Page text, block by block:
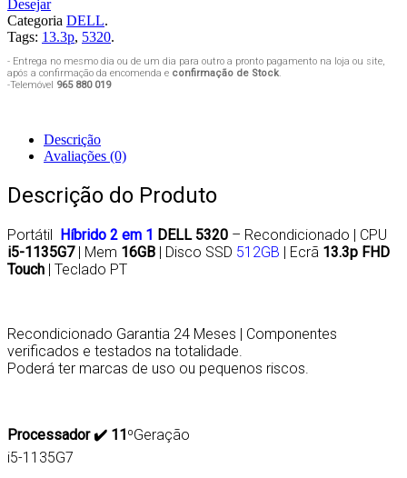
Desejar
Categoria DELL.
Tags: 13.3p, 5320.
- Entrega no mesmo dia ou de um dia para outro a pronto pagamento na loja ou site,
após a confirmação da encomenda e confirmação de Stock.
-Telemóvel 965 880 019
Descrição
Avaliações (0)
Descrição do Produto
Portátil Híbrido 2 em 1 DELL 5320 – Recondicionado | CPU
i5-1135G7| Mem 16GB | Disco SSD 512GB | Ecrã 13.3p FHD
Touch | Teclado PT
Recondicionado Garantia 24 Meses | Componentes
verificados e testados na totalidade.
Poderá ter marcas de uso ou pequenos riscos.
Processador ✔️ 11ºGeração
i5-1135G7